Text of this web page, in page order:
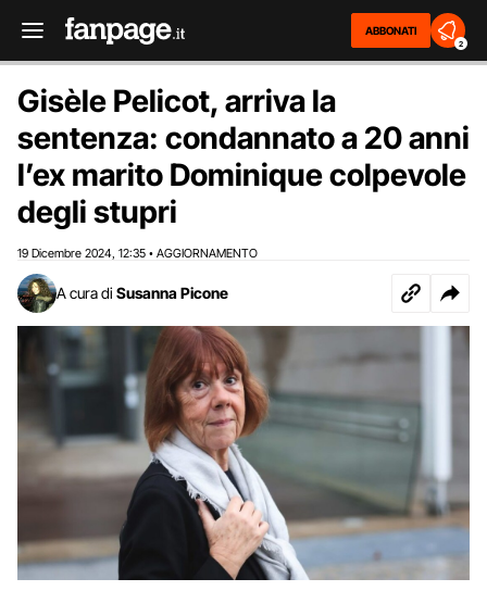
ABBONATI
2
Gisèle Pelicot, arriva la
sentenza: condannato a 20 anni
l’ex marito Dominique colpevole
degli stupri
19 Dicembre 2024 12:35 • AGGIORNAMENTO
A cura di Susanna Picone